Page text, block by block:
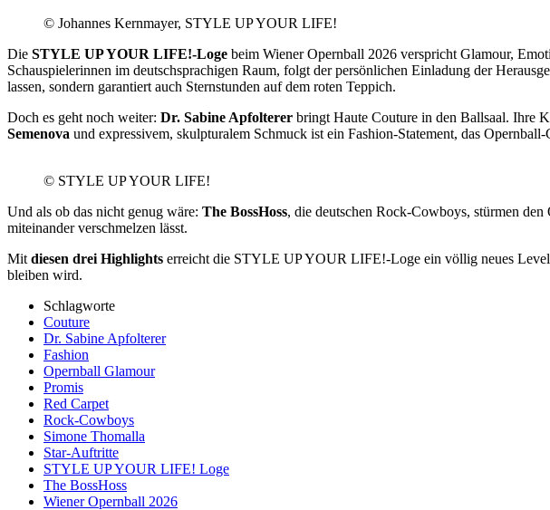
© Johannes Kernmayer, STYLE UP YOUR LIFE!
Die STYLE UP YOUR LIFE!-Loge beim Wiener Opernball 2026 verspricht Glamour,
Schauspielerinnen im deutschsprachigen Raum, folgt der persönlichen Einladung der
lassen, sondern garantiert auch Sternstunden auf dem roten Teppich.
Doch es geht noch weiter: Dr. Sabine Apfolterer bringt Haute Couture in den Ballsaal. Ihre
Semenova und expressivem, skulpturalem Schmuck ist ein Fashion-Statement, das
© STYLE UP YOUR LIFE!
Und als ob das nicht genug wäre: The BossHoss, die deutschen Rock-Cowboys, stürmen
miteinander verschmelzen lässt.
Mit diesen drei Highlights erreicht die STYLE UP YOUR LIFE!-Loge ein völlig neues
bleiben wird.
Schlagworte
Couture
Dr. Sabine Apfolterer
Fashion
Opernball Glamour
Promis
Red Carpet
Rock-Cowboys
Simone Thomalla
Star-Auftritte
STYLE UP YOUR LIFE! Loge
The BossHoss
Wiener Opernball 2026